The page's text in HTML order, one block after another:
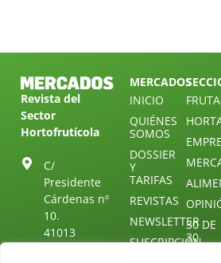
Revista del
Sector
Hortofrutícola
C/
Presidente
Cárdenas nº
10.
41013
MERCADOS
INICIO
QUIÉNES
SOMOS
DOSSIER
Y
TARIFAS
REVISTAS
NEWSLETTER
SUSCRIPCIÓN
30 DE
30